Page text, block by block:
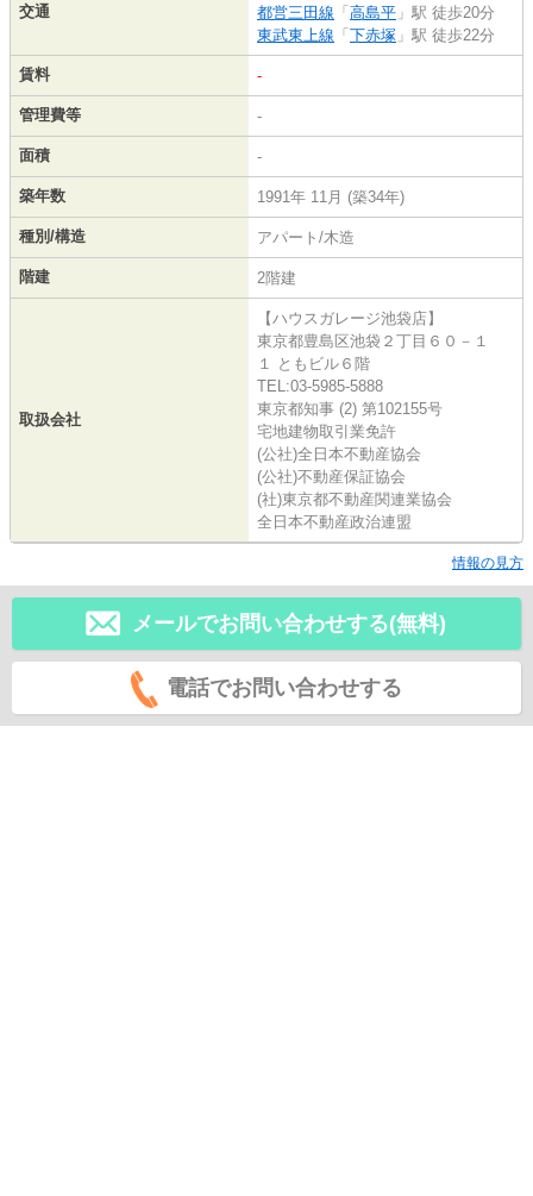
交通
都営三田線 「 高島平 」駅 徒歩20分
東武東上線 「 下赤塚 」駅 徒歩22分
賃料 -
管理費等 -
面積 -
築年数 1991年 11月 (築34年)
種別/構造 アパート/木造
階建 2階建
取扱会社
【ハウスガレージ池袋店】
東京都豊島区池袋２丁目６０－１
１ ともビル６階
TEL:03-5985-5888
東京都知事 (2) 第102155号
宅地建物取引業免許
(公社)全日本不動産協会
(公社)不動産保証協会
(社)東京都不動産関連業協会
全日本不動産政治連盟
情報の見方
メールでお問い合わせする(無料)
電話でお問い合わせする